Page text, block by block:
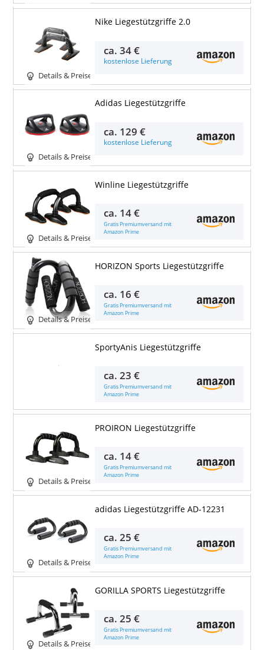
Details & Preise
Nike Liegestützgriffe 2.0
ca.34 €
kostenlose Lieferung
Details & Preise
Adidas Liegestützgriffe
ca. 129 €
kostenlose Lieferung
Details & Preise
Winline Liegestützgriffe
ca. 14 €
Gratis Premiumversand mit
Amazon Prime
Details & Preise
HORIZON Sports Liegestützgriffe
ca. 16 €
Gratis Premiumversand mit
Amazon Prime
SportyAnis Liegestützgriffe
ca.23 €
Gratis Premiumversand mit
Amazon Prime
Details & Preise
PROIRON Liegestützgriffe
ca. 14 €
Gratis Premiumversand mit
Amazon Prime
Details & Preise
adidas Liegestützgriffe AD-12231
ca.25 €
Gratis Premiumversand mit
Amazon Prime
Details & Preise
GORILLA SPORTS Liegestützgriffe
ca.25 €
Gratis Premiumversand mit
Amazon Prime